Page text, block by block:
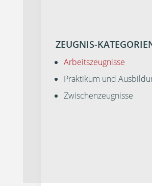
ZEUGNIS-
Arbeitszeugnisse
Praktikum und
Zwischenzeugnisse